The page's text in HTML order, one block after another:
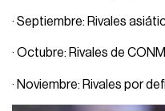
· Septiembre: Rivales
· Octubre: Rivales de
· Noviembre: Rivales por